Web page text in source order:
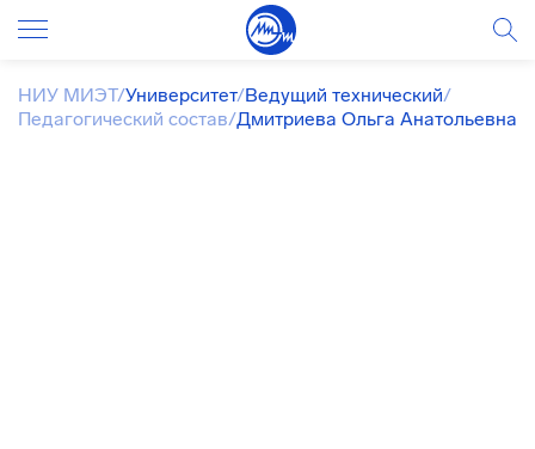
НИУ МИЭТ/Университет/Ведущий технический/
Педагогический состав/Дмитриева Ольга Анатольевна